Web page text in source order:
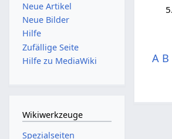
A B
Neue Artikel
Neue Bilder
Hilfe
Zufällige Seite
Hilfe zu MediaWiki
Wikiwerkzeuge
Spezialseiten